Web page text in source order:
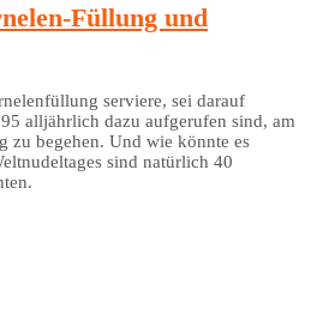
Füllung und
serviere, sei darauf
alljährlich dazu aufgerufen sind, am
zu begehen. Und wie könnte es
sind natürlich 40